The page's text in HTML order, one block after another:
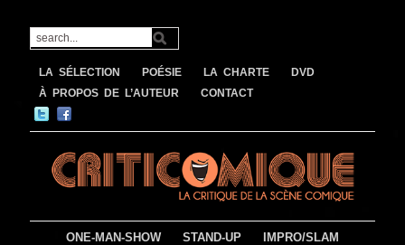
LA SÉLECTION POÉSIE LA CHARTE
DVD
À PROPOS DE L’AUTEUR
CONTACT
ONE-MAN-SHOW STAND-UP
IMPRO/SLAM